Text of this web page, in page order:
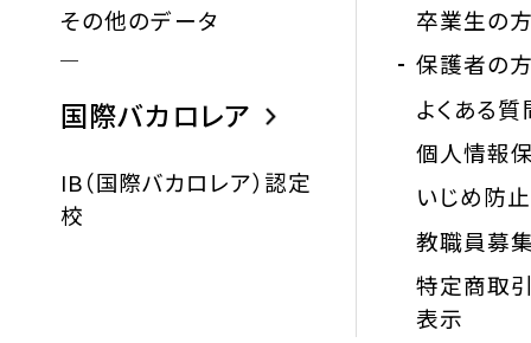
その他のデータ
国際バカロレア
IB（国際バカロレア）認定
校
卒業生の
保護者の
よくある質
個人情報
いじめ防
教職員募
特定商取
表示